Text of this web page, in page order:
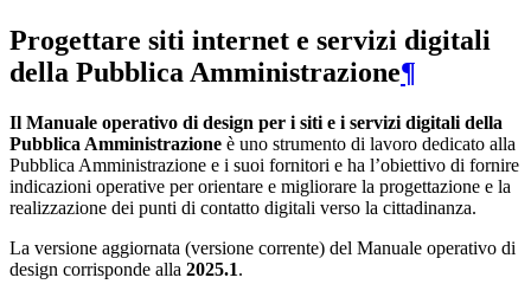
Progettare siti internet e servizi digitali
della Pubblica Amministrazione¶
Il Manuale operativo di design per i siti e i servizi digitali della
Pubblica Amministrazione è uno strumento di lavoro dedicato alla
Pubblica Amministrazione e i suoi fornitori e ha l’obiettivo di fornire
indicazioni operative per orientare e migliorare la progettazione e la
realizzazione dei punti di contatto digitali verso la cittadinanza.
La versione aggiornata (versione corrente) del Manuale operativo di
design corrisponde alla 2025.1.